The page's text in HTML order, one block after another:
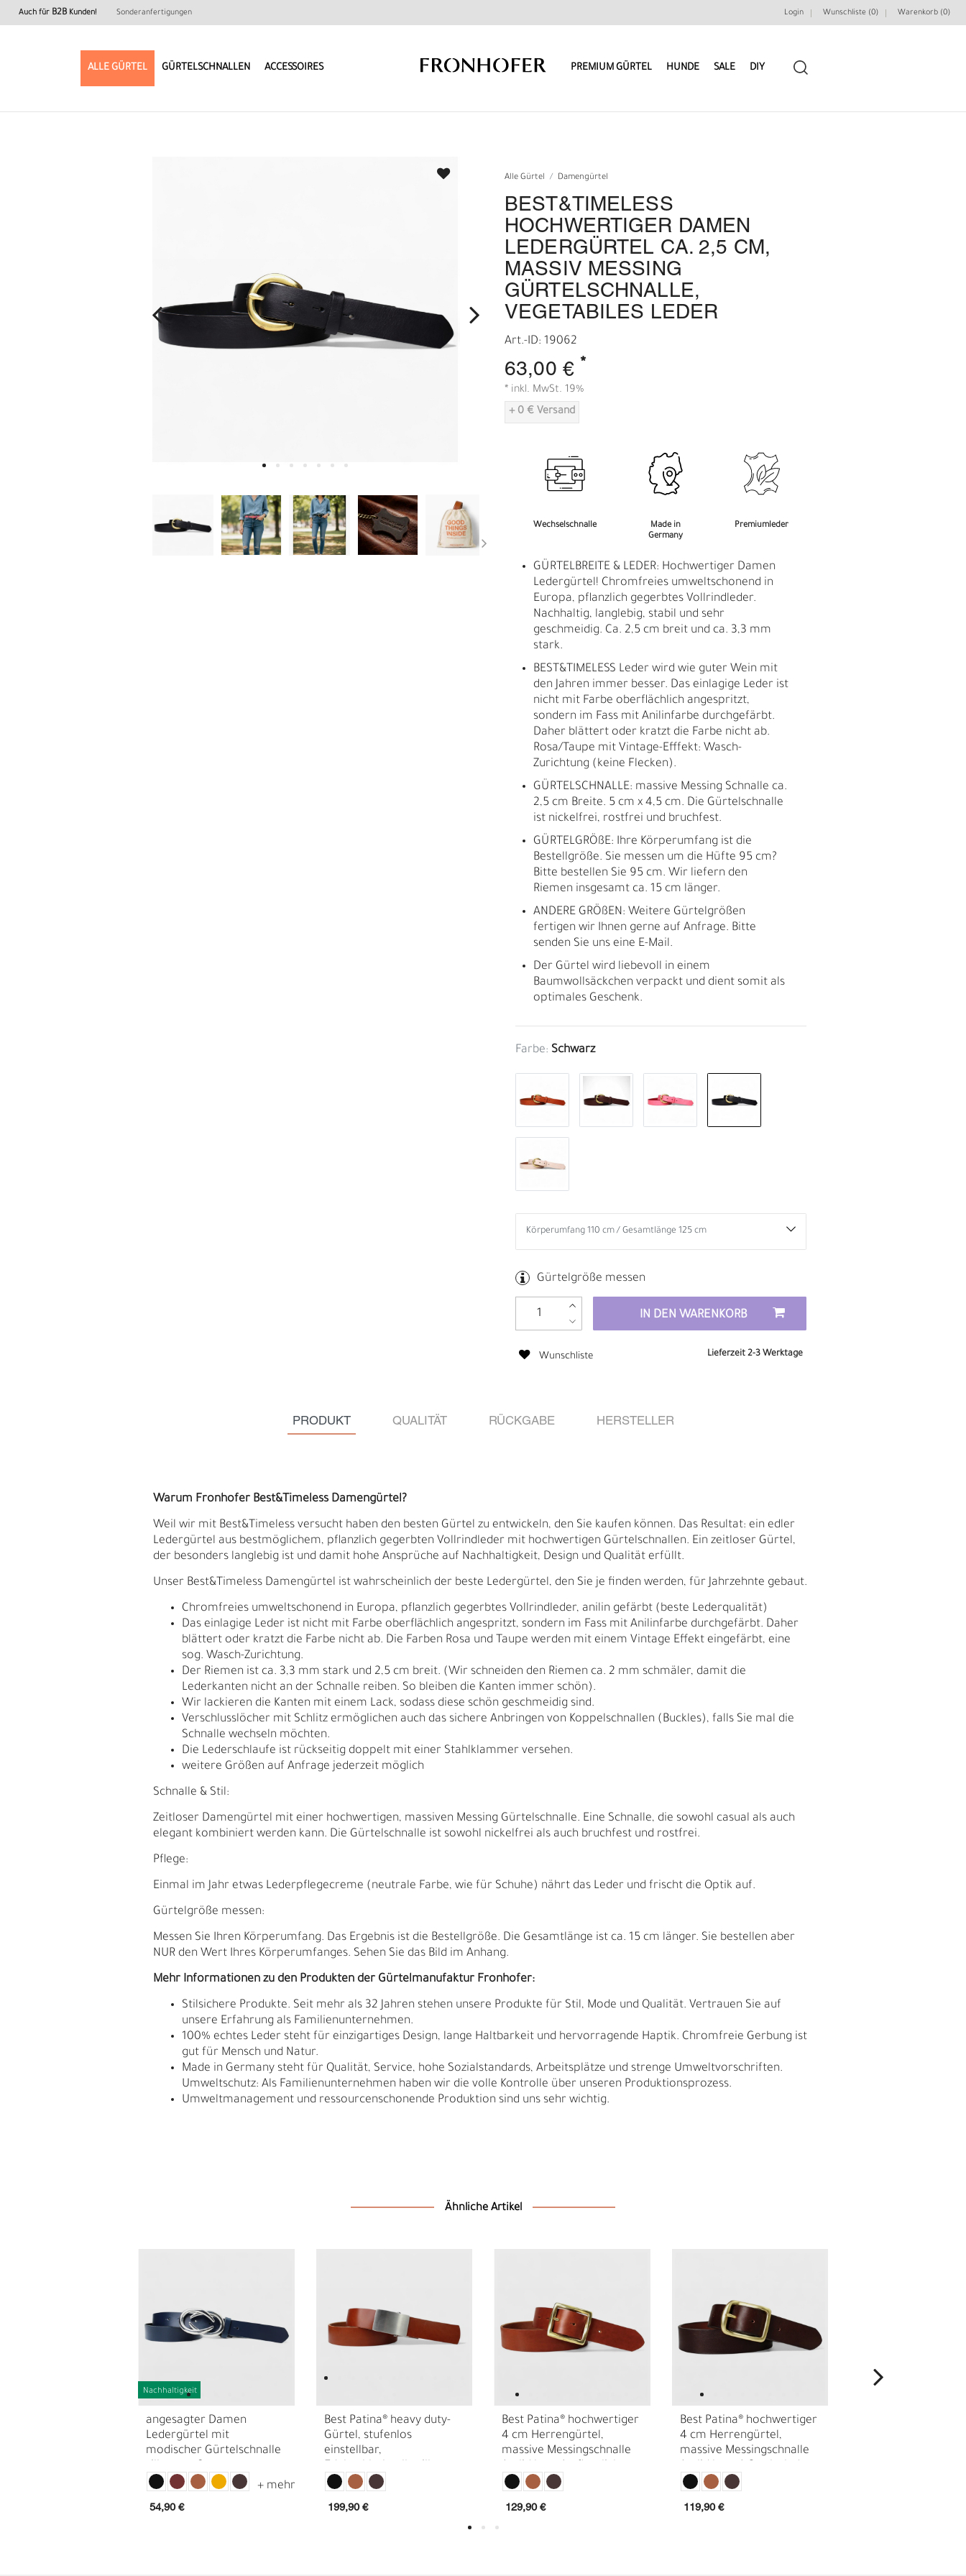
Auch für B2B Kunden! Sonderanfertigungen Login Wunschliste (0) Warenkorb (0)
ALLE GÜRTEL
D
R
GÜRTELSCHNALLEN
S
G
ACCESSOIRES
A
Ä
E
PREMIUM GÜRTEL
H
I
HUNDE
E
E
SALE DIY
Alle Gürtel Damengürtel
BEST&TIMELESS
HOCHWERTIGER DAMEN
LEDERGÜRTEL CA. 2,5 CM,
MASSIV MESSING
GÜRTELSCHNALLE,
VEGETABILES LEDER
Art.-ID: 19062
63,00 € *
* inkl. MwSt. 19%
+ 0 € Versand
Wechselschnalle
Made in
Germany
Premiumleder
GÜRTELBREITE & LEDER: Hochwertiger Damen
Ledergürtel! Chromfreies umweltschonend in
Europa, pflanzlich gegerbtes Vollrindleder.
Nachhaltig, langlebig, stabil und sehr
geschmeidig. Ca. 2,5 cm breit und ca. 3,3 mm
stark.
BEST&TIMELESS Leder wird wie guter Wein mit
den Jahren immer besser. Das einlagige Leder ist
nicht mit Farbe oberflächlich angespritzt,
sondern im Fass mit Anilinfarbe durchgefärbt.
Daher blättert oder kratzt die Farbe nicht ab.
Rosa/Taupe mit Vintage-Efffekt: Wasch-
Zurichtung (keine Flecken).
GÜRTELSCHNALLE: massive Messing Schnalle ca.
2,5 cm Breite. 5 cm x 4,5 cm. Die Gürtelschnalle
ist nickelfrei, rostfrei und bruchfest.
GÜRTELGRÖßE: Ihre Körperumfang ist die
Bestellgröße. Sie messen um die Hüfte 95 cm?
Bitte bestellen Sie 95 cm. Wir liefern den
Riemen insgesamt ca. 15 cm länger.
ANDERE GRÖßEN: Weitere Gürtelgrößen
fertigen wir Ihnen gerne auf Anfrage. Bitte
senden Sie uns eine E-Mail.
Der Gürtel wird liebevoll in einem
Baumwollsäckchen verpackt und dient somit als
optimales Geschenk.
Farbe: Schwarz
Gürtelgröße messen
IN DEN WARENKORB
Wunschliste Lieferzeit 2-3 Werktage
PRODUKT QUALITÄT RÜCKGABE HERSTELLER
Warum Fronhofer Best&Timeless Damengürtel?
Weil wir mit Best&Timeless versucht haben den besten Gürtel zu entwickeln, den Sie kaufen können. Das Resultat: ein edler
Ledergürtel aus bestmöglichem, pflanzlich gegerbten Vollrindleder mit hochwertigen Gürtelschnallen. Ein zeitloser Gürtel,
der besonders langlebig ist und damit hohe Ansprüche auf Nachhaltigkeit, Design und Qualität erfüllt.
Unser Best&Timeless Damengürtel ist wahrscheinlich der beste Ledergürtel, den Sie je finden werden, für Jahrzehnte gebaut.
Chromfreies umweltschonend in Europa, pflanzlich gegerbtes Vollrindleder, anilin gefärbt (beste Lederqualität)
Das einlagige Leder ist nicht mit Farbe oberflächlich angespritzt, sondern im Fass mit Anilinfarbe durchgefärbt. Daher
blättert oder kratzt die Farbe nicht ab. Die Farben Rosa und Taupe werden mit einem Vintage Effekt eingefärbt, eine
sog. Wasch-Zurichtung.
Der Riemen ist ca. 3,3 mm stark und 2,5 cm breit. (Wir schneiden den Riemen ca. 2 mm schmäler, damit die
Lederkanten nicht an der Schnalle reiben. So bleiben die Kanten immer schön).
Wir lackieren die Kanten mit einem Lack, sodass diese schön geschmeidig sind.
Verschlusslöcher mit Schlitz ermöglichen auch das sichere Anbringen von Koppelschnallen (Buckles), falls Sie mal die
Schnalle wechseln möchten.
Die Lederschlaufe ist rückseitig doppelt mit einer Stahlklammer versehen.
weitere Größen auf Anfrage jederzeit möglich
Schnalle & Stil:
Zeitloser Damengürtel mit einer hochwertigen, massiven Messing Gürtelschnalle. Eine Schnalle, die sowohl casual als auch
elegant kombiniert werden kann. Die Gürtelschnalle ist sowohl nickelfrei als auch bruchfest und rostfrei.
Pflege:
Einmal im Jahr etwas Lederpflegecreme (neutrale Farbe, wie für Schuhe) nährt das Leder und frischt die Optik auf.
Gürtelgröße messen:
Messen Sie Ihren Körperumfang. Das Ergebnis ist die Bestellgröße. Die Gesamtlänge ist ca. 15 cm länger. Sie bestellen aber
NUR den Wert Ihres Körperumfanges. Sehen Sie das Bild im Anhang.
Mehr Informationen zu den Produkten der Gürtelmanufaktur Fronhofer:
Stilsichere Produkte. Seit mehr als 32 Jahren stehen unsere Produkte für Stil, Mode und Qualität. Vertrauen Sie auf
unsere Erfahrung als Familienunternehmen.
100% echtes Leder steht für einzigartiges Design, lange Haltbarkeit und hervorragende Haptik. Chromfreie Gerbung ist
gut für Mensch und Natur.
Made in Germany steht für Qualität, Service, hohe Sozialstandards, Arbeitsplätze und strenge Umweltvorschriften.
Umweltschutz: Als Familienunternehmen haben wir die volle Kontrolle über unseren Produktionsprozess.
Umweltmanagement und ressourcenschonende Produktion sind uns sehr wichtig.
Ähnliche Artikel
Nachhaltigkeit
angesagter Damen
Ledergürtel mit
modischer Gürtelschnalle
54,90 €
Best Patina® heavy duty-
Gürtel, stufenlos
einstellbar,
pflanzlich gegerbtes
199,90 €
Best Patina® hochwertiger
4 cm Herrengürtel,
massive Messingschnalle
gegerbtes Sattlerleder
129,90 €
Best Patina® hochwertiger
4 cm Herrengürtel,
massive Messingschnalle
18441
119,90 €